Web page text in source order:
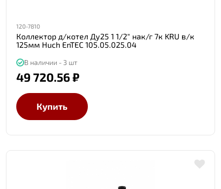
120-7810
Коллектор д/котел Ду25 1 1/2" нак/г 7к KRU в/к
125мм Huch EnTEC 105.05.025.04
В наличии - 3 шт
49 720.56 ₽
Купить